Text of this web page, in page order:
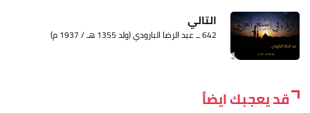
التالي
642 ــ عبد الرضا البارودي (ولد 1355 هـ / 1937 م)
قد يعجبك ايضاً